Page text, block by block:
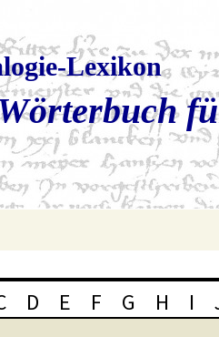
Lexikon
D E F G H I